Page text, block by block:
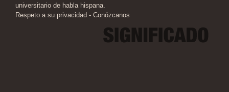
universitario de habla hispana.
Respeto a su privacidad - Conózcanos